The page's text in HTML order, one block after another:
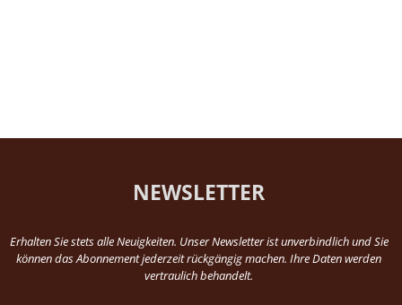
NEWSLETTER
Erhalten Sie stets alle Neuigkeiten. Unser Newsletter ist unverbindlich und Sie
können das Abonnement jederzeit rückgängig machen. Ihre Daten werden
vertraulich behandelt.